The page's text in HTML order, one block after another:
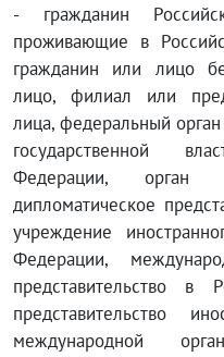
- гражданин
проживающие в
гражданин или лицо
лицо, филиал или
лица, федеральный орган
государственной
Федерации, орган
дипломатическое
учреждение
Федерации,
представительство в
представительство
международной